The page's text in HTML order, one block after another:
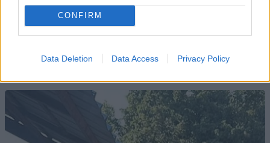
CONFIRM
Data Deletion Data Access Privacy Policy
▌ΤΕΛΕΥΤΑΙΑ ΝΕΑ